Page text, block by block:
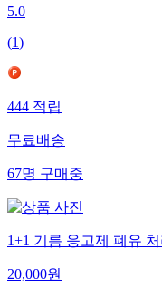
5.0
(1)
444적립
무료배송
67명구매중
1+1 기름 응고제 폐유
20,000원